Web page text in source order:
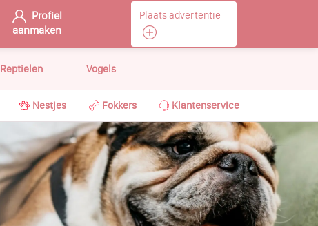
Profiel
aanmaken
Plaats advertentie
Reptielen Vogels
Nestjes Fokkers Klantenservice